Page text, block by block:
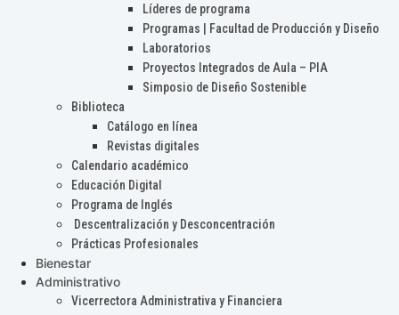
Líderes de programa
Programas | Facultad de Producción y Diseño
Laboratorios
Proyectos Integrados de Aula – PIA
Simposio de Diseño Sostenible
Biblioteca
Catálogo en línea
Revistas digitales
Calendario académico
Educación Digital
Programa de Inglés
Descentralización y Desconcentración
Prácticas Profesionales
Bienestar
Administrativo
Vicerrectora Administrativa y Financiera